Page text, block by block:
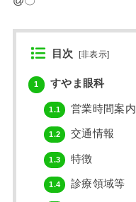
目次 [非表示]
1 すやま眼科
1.1 営業時間案内
1.2 交通情報
1.3 特徴
1.4 診療領域等